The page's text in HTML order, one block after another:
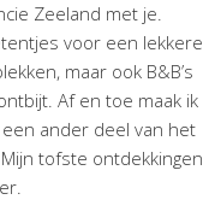
Zeeland met je.
voor een lekkere
maar ook B&B’s
Af en toe maak ik
ander deel van het
tofste ontdekkingen